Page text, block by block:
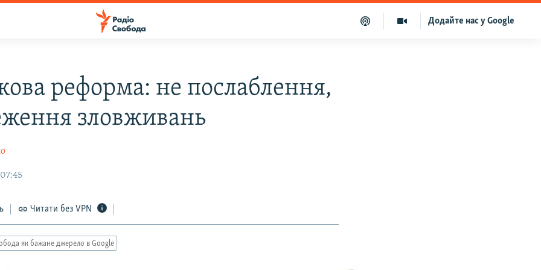
Додайте нас у Google
реформа: не послаблення,
зловживань
Читати без VPN
як бажане джерело в Google